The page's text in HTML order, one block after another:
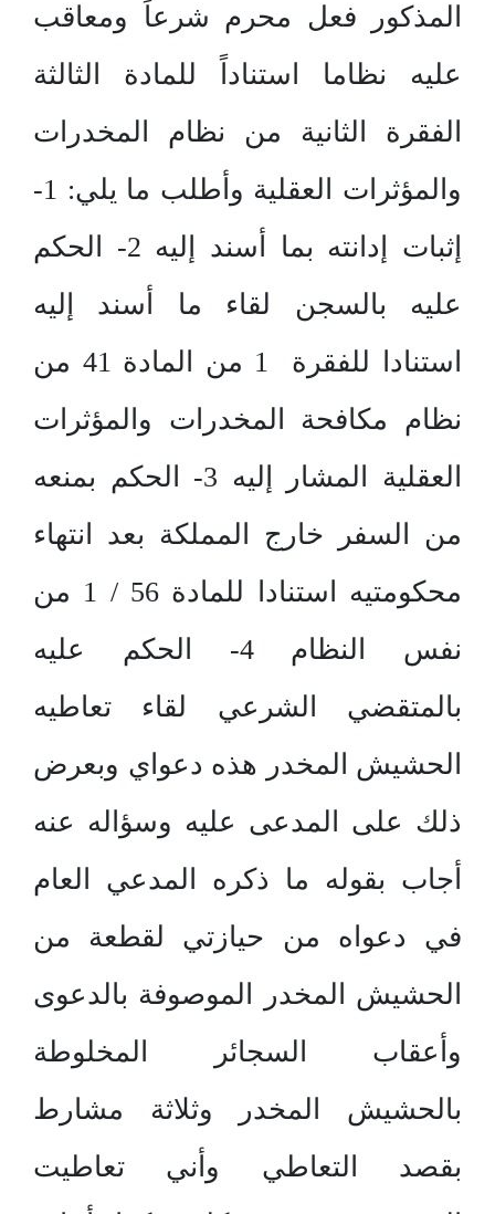
المذكور فعل محرم شرعاً ومعاقب
عليه نظاما استناداً للمادة الثالثة
الفقرة الثانية من نظام المخدرات
والمؤثرات العقلية وأطلب ما يلي: 1-
إثبات إدانته بما أسند إليه 2- الحكم
عليه بالسجن لقاء ما أسند إليه
استنادا للفقرة 1 من المادة 41 من
نظام مكافحة المخدرات والمؤثرات
العقلية المشار إليه 3- الحكم بمنعه
من السفر خارج المملكة بعد انتهاء
محكومتيه استنادا للمادة 56 / 1 من
نفس النظام 4- الحكم عليه
بالمتقضي الشرعي لقاء تعاطيه
الحشيش المخدر هذه دعواي وبعرض
ذلك على المدعى عليه وسؤاله عنه
أجاب بقوله ما ذكره المدعي العام
في دعواه من حيازتي لقطعة من
الحشيش المخدر الموصوفة بالدعوى
وأعقاب السجائر المخلوطة
بالحشيش المخدر وثلاثة مشارط
بقصد التعاطي وأني تعاطيت